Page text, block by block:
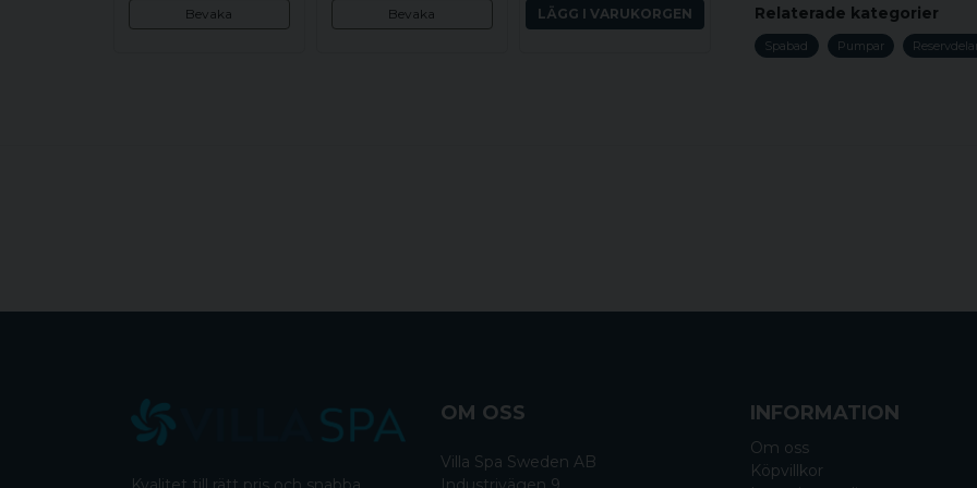
Bevaka Bevaka LÄGG I VARUKORGEN Relaterade kategorier
Spabad Pumpar
OM OSS
Villa Spa Sweden AB
INFORMATION
Om oss
Köpvillkor